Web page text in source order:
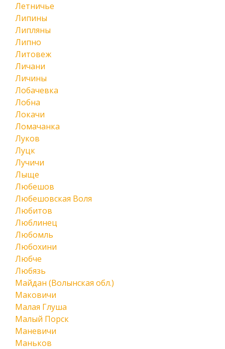
Летничье
Липины
Липляны
Липно
Литовеж
Личани
Личины
Лобачевка
Лобна
Локачи
Ломачанка
Луков
Луцк
Лучичи
Лыще
Любешов
Любешовская Воля
Любитов
Люблинец
Любомль
Любохини
Любче
Любязь
Майдан (Волынская обл.)
Маковичи
Малая Глуша
Малый Порск
Маневичи
Маньков